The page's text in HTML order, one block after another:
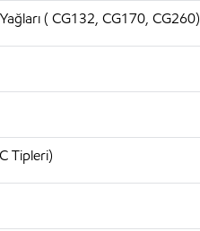
( CG132, CG170, CG260)
Tipleri)